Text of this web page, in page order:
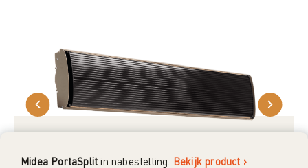
Midea PortaSplit in nabestelling. Bekijk product ›